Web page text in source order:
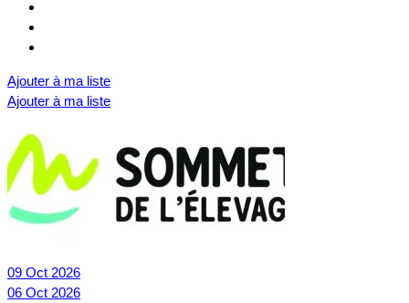
Ajouter à ma liste
Ajouter à ma liste
09 Oct 2026
06 Oct 2026